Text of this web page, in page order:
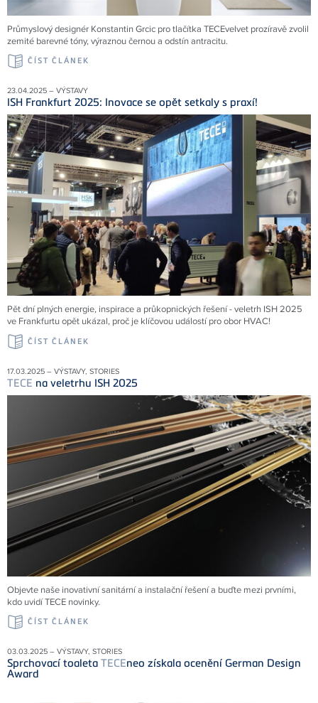
Průmyslový designér Konstantin Grcic pro tlačítka TECEvelvet prozíravě zvolil
zemité barevné tóny, výraznou černou a odstín antracitu.
ČÍST ČLÁNEK
23.04.2025 – VÝSTAVY
ISH Frankfurt 2025: Inovace se opět setkaly s praxí!
Pět dní plných energie, inspirace a průkopnických řešení - veletrh ISH 2025
ve Frankfurtu opět ukázal, proč je klíčovou událostí pro obor HVAC!
ČÍST ČLÁNEK
17.03.2025 – VÝSTAVY, STORIES
TECE na veletrhu ISH 2025
Objevte naše inovativní sanitární a instalační řešení a buďte mezi prvními,
kdo uvidí TECE novinky.
ČÍST ČLÁNEK
03.03.2025 – VÝSTAVY, STORIES
Sprchovací toaleta TECEneo získala ocenění German Design
Award